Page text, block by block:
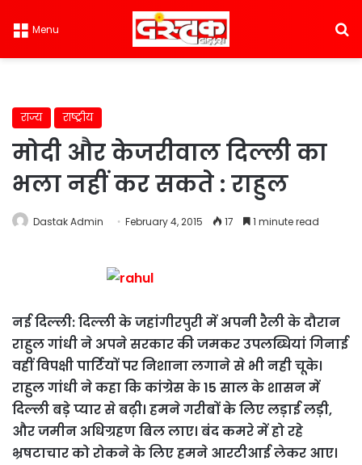
Menu
राज्य राष्ट्रीय
मोदी और केजरीवाल दिल्ली का
भला नहीं कर सकते : राहुल
Dastak Admin February 4, 2015 17 1 minute read
नई दिल्ली: दिल्ली के जहांगीरपुरी में अपनी रैली के दौरान
राहुल गांधी ने अपने सरकार की जमकर उपलब्धियां गिनाई
वहीं विपक्षी पार्टियों पर निशाना लगाने से भी नही चूके।
राहुल गांधी ने कहा कि कांग्रेस के 15 साल के शासन में
दिल्ली बड़े प्यार से बढ़ी। हमने गरीबों के लिए लड़ाई लड़ी,
और जमीन अधिग्रहण बिल लाए। बंद कमरे में हो रहे
भ्रषटाचार को रोकने के लिए हमने आरटीआई लेकर आए।